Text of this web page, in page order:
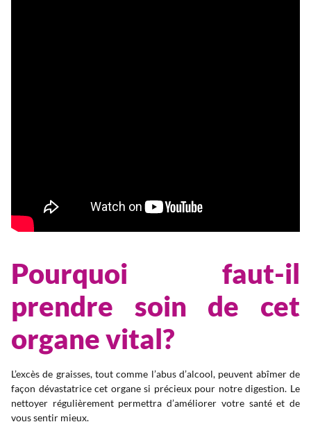
Pourquoi faut-il
prendre soin de cet
organe vital?
L’excès de graisses, tout comme l’abus d’alcool, peuvent abîmer de
façon dévastatrice cet organe si précieux pour notre digestion. Le
nettoyer régulièrement permettra d’améliorer votre santé et de
vous sentir mieux.